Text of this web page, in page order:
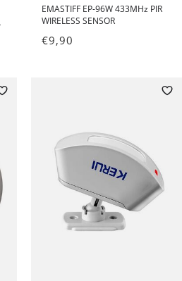
EMASTIFF EP-96W 433MHz PIR
WIRELESS SENSOR
€9,90